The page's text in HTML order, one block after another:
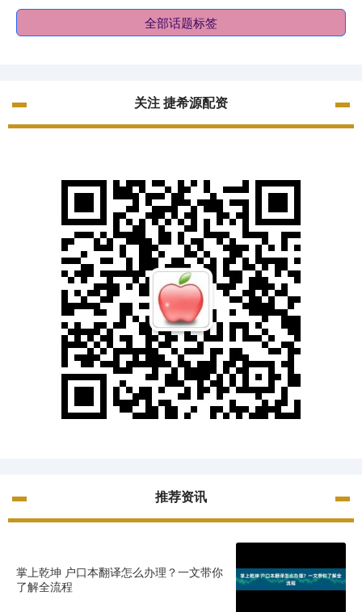
全部话题标签
关注 捷希源配资
推荐资讯
掌上乾坤 户口本翻译怎么办理？一文带你
了解全流程